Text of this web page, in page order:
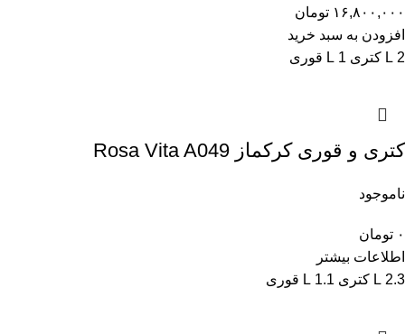
۱۶,۸۰۰,۰۰۰ تومان
افزودن به سبد خرید
2 L کتری
1 L قوری
کتری و قوری کرکماز Rosa Vita A049
ناموجود
۰ تومان
اطلاعات بیشتر
2.3 L کتری
1.1 L قوری